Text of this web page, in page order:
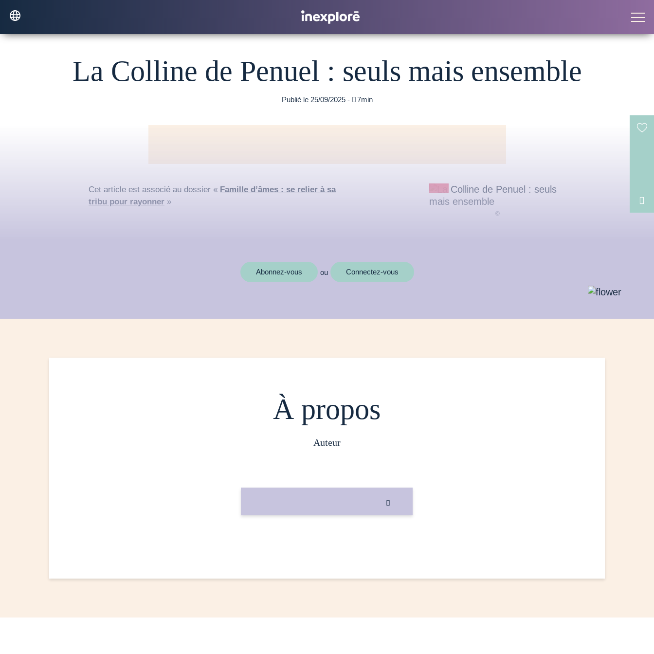
La Colline de Penuel : seuls mais ensemble
Publié le 25/09/2025 - 7min

Cet article est associé au dossier « Famille d’âmes : se relier à sa
tribu pour rayonner »
Abonnez-vous ou Connectez-vous
À propos
auteur
